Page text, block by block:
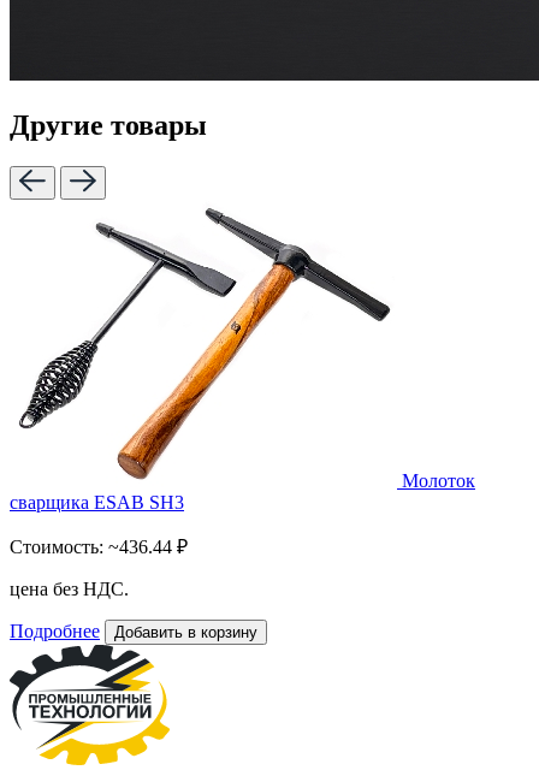
Другие товары
Молоток
сварщика ESAB SH3
Стоимость: ~436.44 ₽
цена без НДС.
Подробнее Добавить в корзину